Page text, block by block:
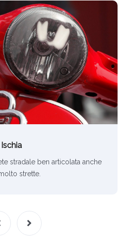
stradale ben articolata anche
strette.